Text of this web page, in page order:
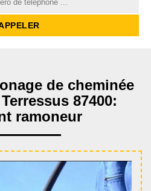
de cheminée
87400:
ramoneur